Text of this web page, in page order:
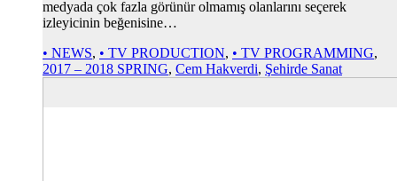
medyada çok fazla görünür olmamış olanlarını seçerek
izleyicinin beğenisine…
• NEWS, • TV PRODUCTION, • TV PROGRAMMING,
2017 – 2018 SPRING, Cem Hakverdi, Şehirde Sanat